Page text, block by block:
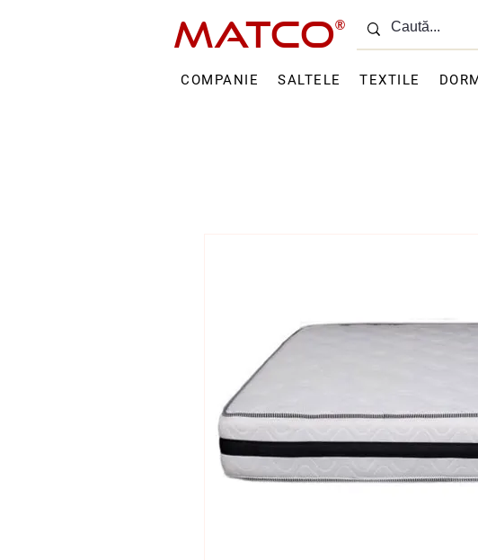
MATCO®
COMPANIE SALTELE TEXTILE